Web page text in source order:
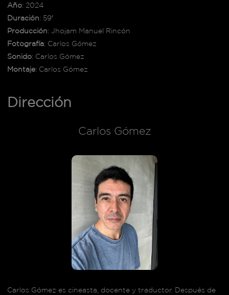
Año: 2024
Duración: 59′
Producción: Jhojam Manuel Rincón
Fotografía: Carlos Gómez
Sonido: Carlos Gómez
Montaje: Carlos Gómez
Dirección
Carlos Gómez
Carlos Gómez es cineasta, docente y traductor. Después de